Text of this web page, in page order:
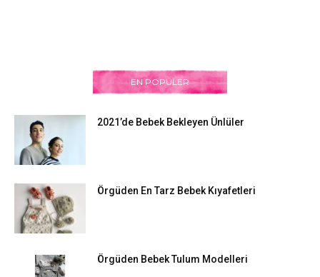
EN POPÜLER
2021’de Bebek Bekleyen Ünlüler
Örgüden En Tarz Bebek Kıyafetleri
Örgüden Bebek Tulum Modelleri